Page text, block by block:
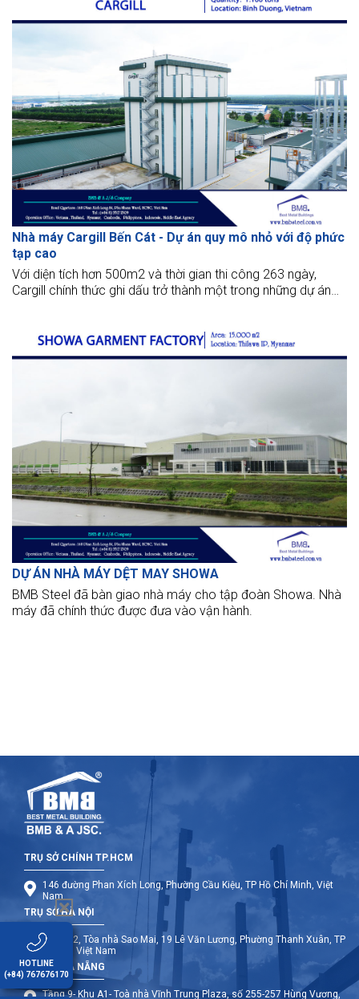
Nhà máy Cargill Bến Cát - Dự án quy mô nhỏ với độ phức
tạp cao
Với diện tích hơn 500m2 và thời gian thi công 263 ngày,
Cargill chính thức ghi dấu trở thành một trong những dự án
DỰ ÁN NHÀ MÁY DỆT MAY SHOWA
BMB Steel đã bàn giao nhà máy cho tập đoàn Showa. Nhà
máy đã chính thức được đưa vào vận hành.
TRỤ SỞ CHÍNH TP.HCM
146 đường Phan Xích Long, Phường Cầu Kiệu, TP Hồ Chí Minh, Việt
Nam
TRỤ SỞ HÀ NỘI
Tầng 12, Tòa nhà Sao Mai, 19 Lê Văn Lương, Phường Thanh Xuân, TP
Hà Nội, Việt Nam
TRỤ SỞ ĐÀ NẴNG
Tầng 9- Khu A1- Toà nhà Vĩnh Trung Plaza, số 255-257 Hùng Vương,
HOTLINE
(+84) 767676170